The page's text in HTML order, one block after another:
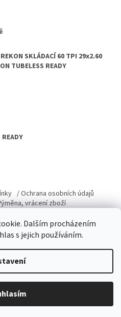
Dalším procházením
s jejich používáním.
SKLÁDACÍ 60 TPI 29x2.60
TUBELESS READY
/ Ochrana osobních údajů
vrácení zboží
práva vyhrazena.Upravit
cookies